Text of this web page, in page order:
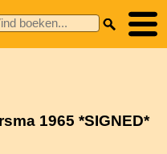
1965 *SIGNED*